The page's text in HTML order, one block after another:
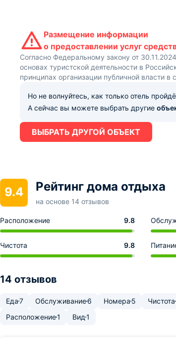
Размещение информации
о предоставлении услуг
Согласно Федеральному закону от
основах туристской деятельности в
принципах организации публичной власти
Но не волнуйтесь, как только отель
А сейчас вы можете выбрать другие
ВЫБРАТЬ ДРУГОЙ ОБЪЕКТ
9.4 Рейтинг дома отдыха
на основе 14 отзывов
Расположение 9.8
Чистота 9.8
14 отзывов
Еда7 Обслуживание6 Номера 5 Чистота
Расположение1 Вид1